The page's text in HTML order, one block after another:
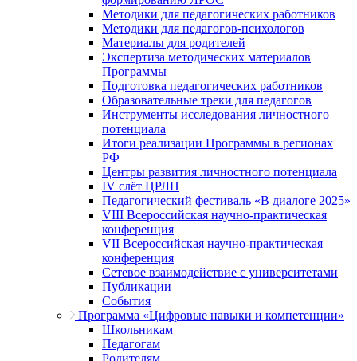
Методики для педагогических работников
Методики для педагогов-психологов
Материалы для родителей
Экспертиза методических материалов
Программы
Подготовка педагогических работников
Образовательные треки для педагогов
Инструменты исследования личностного
потенциала
Итоги реализации Программы в регионах
РФ
Центры развития личностного потенциала
IV слёт ЦРЛП
Педагогический фестиваль «В диалоге 2025»
VIII Всероссийская научно-практическая
конференция
VII Всероссийская научно-практическая
конференция
Сетевое взаимодействие с университетами
Публикации
События
Программа «Цифровые навыки и компетенции»
Школьникам
Педагогам
Родителям